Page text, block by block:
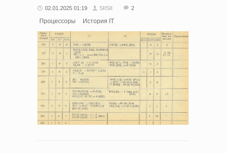
02.01.2025 01:19 SIISII 2
Процессоры История IT